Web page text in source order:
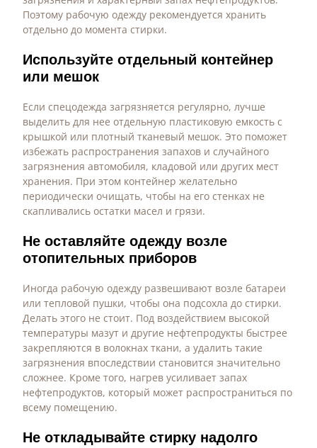
Поэтому рабочую одежду рекомендуется хранить
отдельно до момента стирки.
Используйте отдельный контейнер
или мешок
Если спецодежда загрязняется регулярно, лучше
выделить для нее отдельную пластиковую емкость с
крышкой или плотный тканевый мешок. Это поможет
избежать распространения запахов и случайного
загрязнения автомобиля, кладовой или других мест
хранения. При этом контейнер желательно
периодически очищать, чтобы на его стенках не
скапливались остатки масел и грязи.
Не оставляйте одежду возле
отопительных приборов
Иногда рабочую одежду развешивают возле батареи
или тепловой пушки, чтобы она подсохла до стирки.
Делать этого не стоит. Под воздействием высокой
температуры мазут и другие нефтепродукты быстрее
закрепляются в волокнах ткани, а удалить такие
загрязнения впоследствии становится значительно
сложнее. Кроме того, нагрев усиливает запах
нефтепродуктов, который может распространиться по
всему помещению.
Не откладывайте стирку надолго